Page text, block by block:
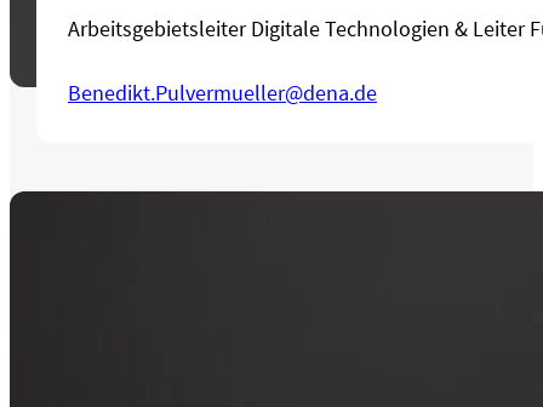
Arbeitsgebietsleiter Digitale Technologien & Leiter
Benedikt.Pulvermueller@dena.de